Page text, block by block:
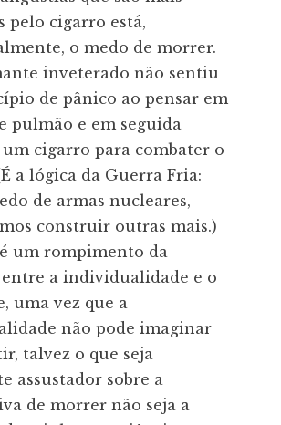
pelo cigarro está,
o medo de morrer.
inveterado não sentiu
de pânico ao pensar em
pulmão e em seguida
um cigarro para combater o
a lógica da Guerra Fria:
de armas nucleares,
construir outras mais.)
um rompimento da
entre a individualidade e o
uma vez que a
não pode imaginar
talvez o que seja
assustador sobre a
de morrer não seja a